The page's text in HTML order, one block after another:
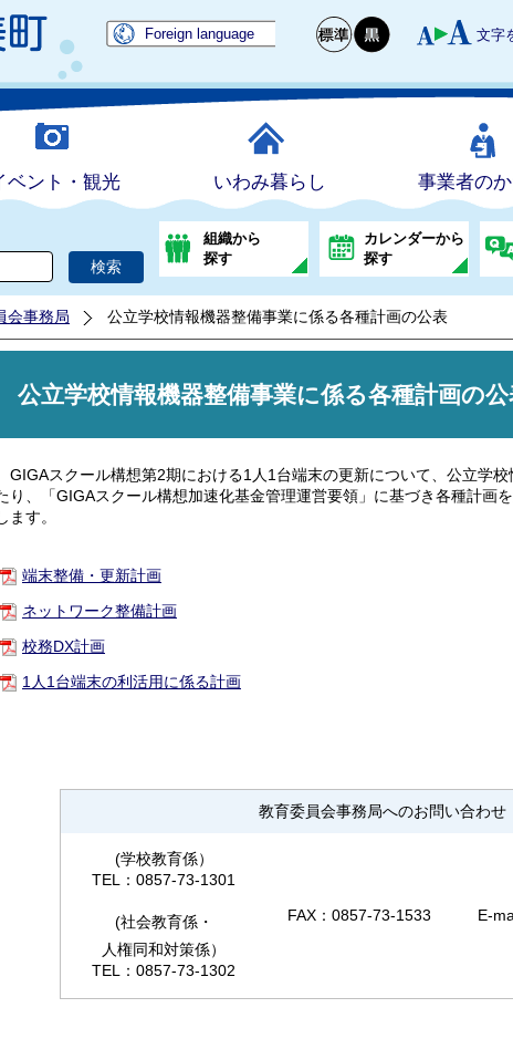
文字
Foreign language
ベント・観光 いわみ暮らし 事業者の
組織から
探す
カレンダーから
探す
会事務局 公立学校情報機器整備事業に係る各種計画の公表
公立学校情報機器整備事業に係る各種計画の公
GIGAスクール構想第2期における1人1台端末の更新について、公立学
り、「GIGAスクール構想加速化基金管理運営要領」に基づき各種計画
ます。
端末整備・更新計画
ネットワーク整備計画
校務DX計画
1人1台端末の利活用に係る計画
教育委員会事務局へのお問い合わせ
(学校教育係）
TEL：0857-73-1301
(社会教育係・
人権同和対策係）
TEL：0857-73-1302
FAX：0857-73-1533 E-